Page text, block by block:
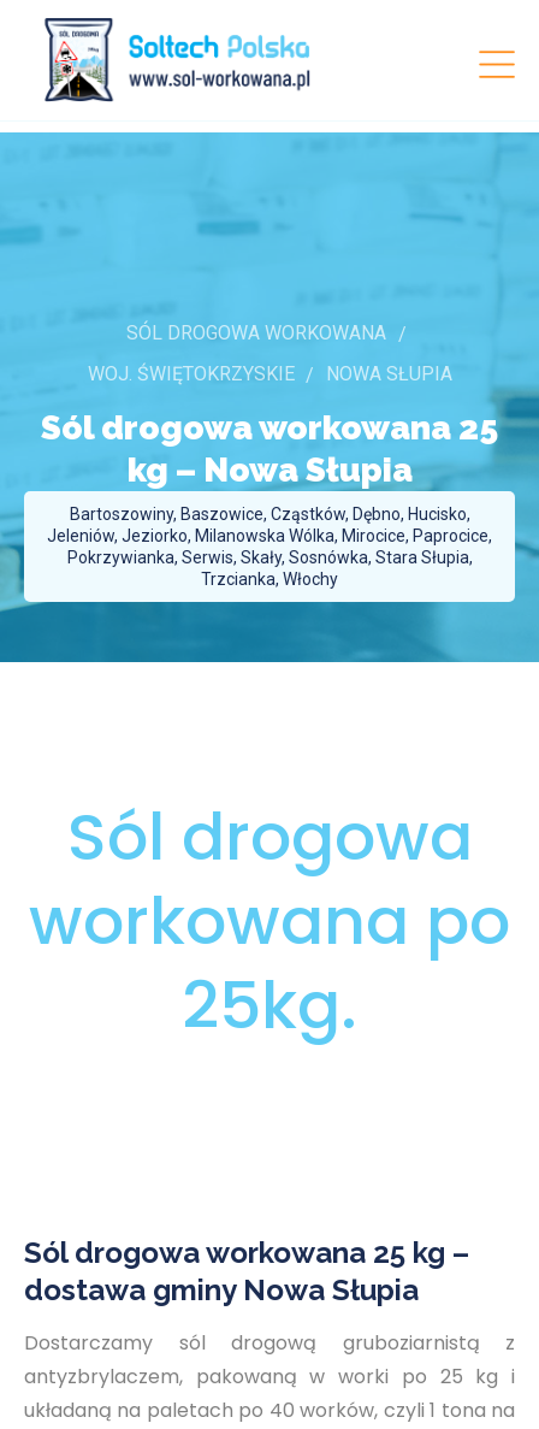
SÓL DROGOWA WORKOWANA
WOJ. ŚWIĘTOKRZYSKIE
NOWA SŁUPIA
Sól drogowa workowana 25
kg – Nowa Słupia
Bartoszowiny, Baszowice, Cząstków, Dębno, Hucisko,
Jeleniów, Jeziorko, Milanowska Wólka, Mirocice, Paprocice,
Pokrzywianka, Serwis, Skały, Sosnówka, Stara Słupia,
Trzcianka, Włochy
Sól drogowa
workowana po
25kg.
Sól drogowa workowana 25 kg –
dostawa gminy Nowa Słupia
Dostarczamy sól drogową gruboziarnistą z
antyzbrylaczem, pakowaną w worki po 25 kg i
układaną na paletach po 40 worków, czyli 1 tona na